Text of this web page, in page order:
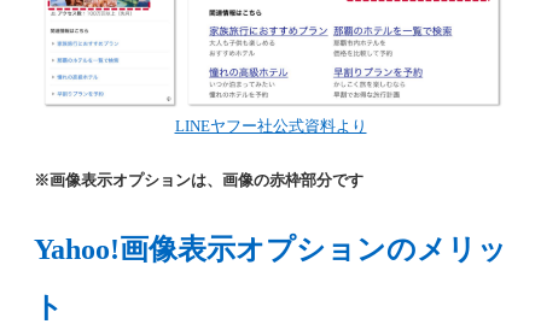
LINEヤフー社公式資料より
※画像表示オプションは、画像の赤枠部分です
Yahoo!画像表示オプションのメリッ
ト